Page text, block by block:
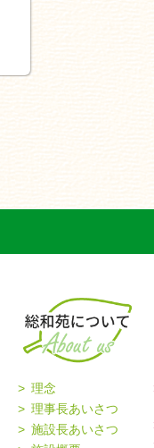
理念
理事長あいさつ
施設長あいさつ